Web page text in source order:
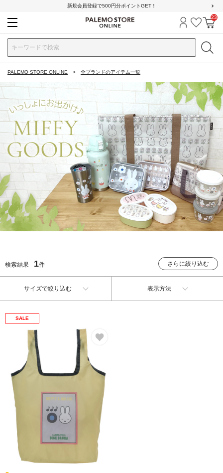
新規会員登録で500円分ポイントGET！
ログイン
お気に
カ
23
PALEMO STORE ONLINE 全ブランドのアイテム一覧
検索結果 1件 さらに絞り込む
サイズで絞り込む 表示方法
SALE